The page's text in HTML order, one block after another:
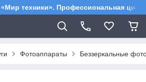
«Мир техники». Профессиональная
Фотоаппараты Беззеркальные